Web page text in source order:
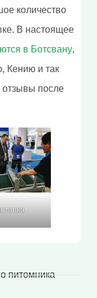
количество
В настоящее
в Ботсвану,
и так
после
питомника